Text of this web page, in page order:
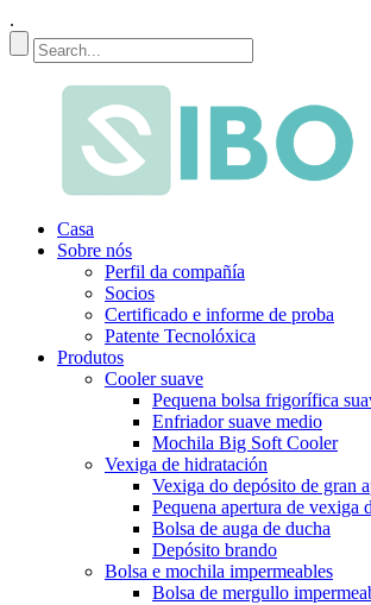
.
Casa
Sobre nós
Perfil da compañía
Socios
Certificado e informe de proba
Patente Tecnolóxica
Produtos
Cooler suave
Pequena bolsa frigorífica
Enfriador suave medio
Mochila Big Soft Cooler
Vexiga de hidratación
Vexiga do depósito de gran
Pequena apertura de vexiga
Bolsa de auga de ducha
Depósito brando
Bolsa e mochila impermeables
Bolsa de mergullo